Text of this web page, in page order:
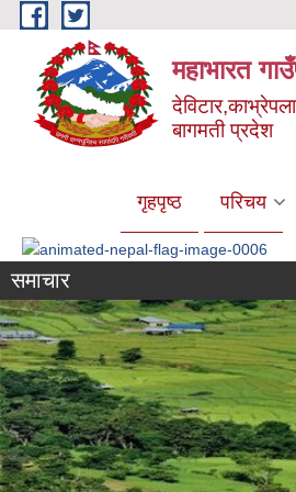
Skip to main content
महाभारत
बागमती प्रदेश
गृहपृष्ठ परिचय
समाचार